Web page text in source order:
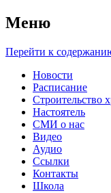
Меню
Перейти к
Новости
Расписание
Строительство
Настоятель
СМИ о нас
Видео
Аудио
Ссылки
Контакты
Школа